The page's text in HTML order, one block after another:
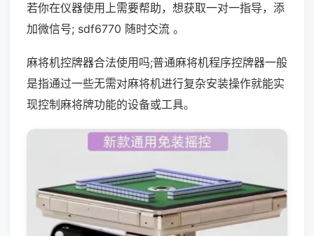
若你在仪器使用上需要帮助，想获取一对一指导，添
加微信号; sdf6770 随时交流 。
麻将机控牌器合法使用吗;普通麻将机程序控牌器一般
是指通过一些无需对麻将机进行复杂安装操作就能实
现控制麻将牌功能的设备或工具。